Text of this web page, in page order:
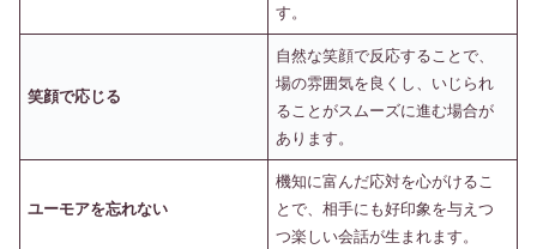
す。
笑顔で応じる
自然な笑顔で反応することで、
場の雰囲気を良くし、いじられ
ることがスムーズに進む場合が
あります。
ユーモアを忘れない
機知に富んだ応対を心がけるこ
とで、相手にも好印象を与えつ
つ楽しい会話が生まれます。